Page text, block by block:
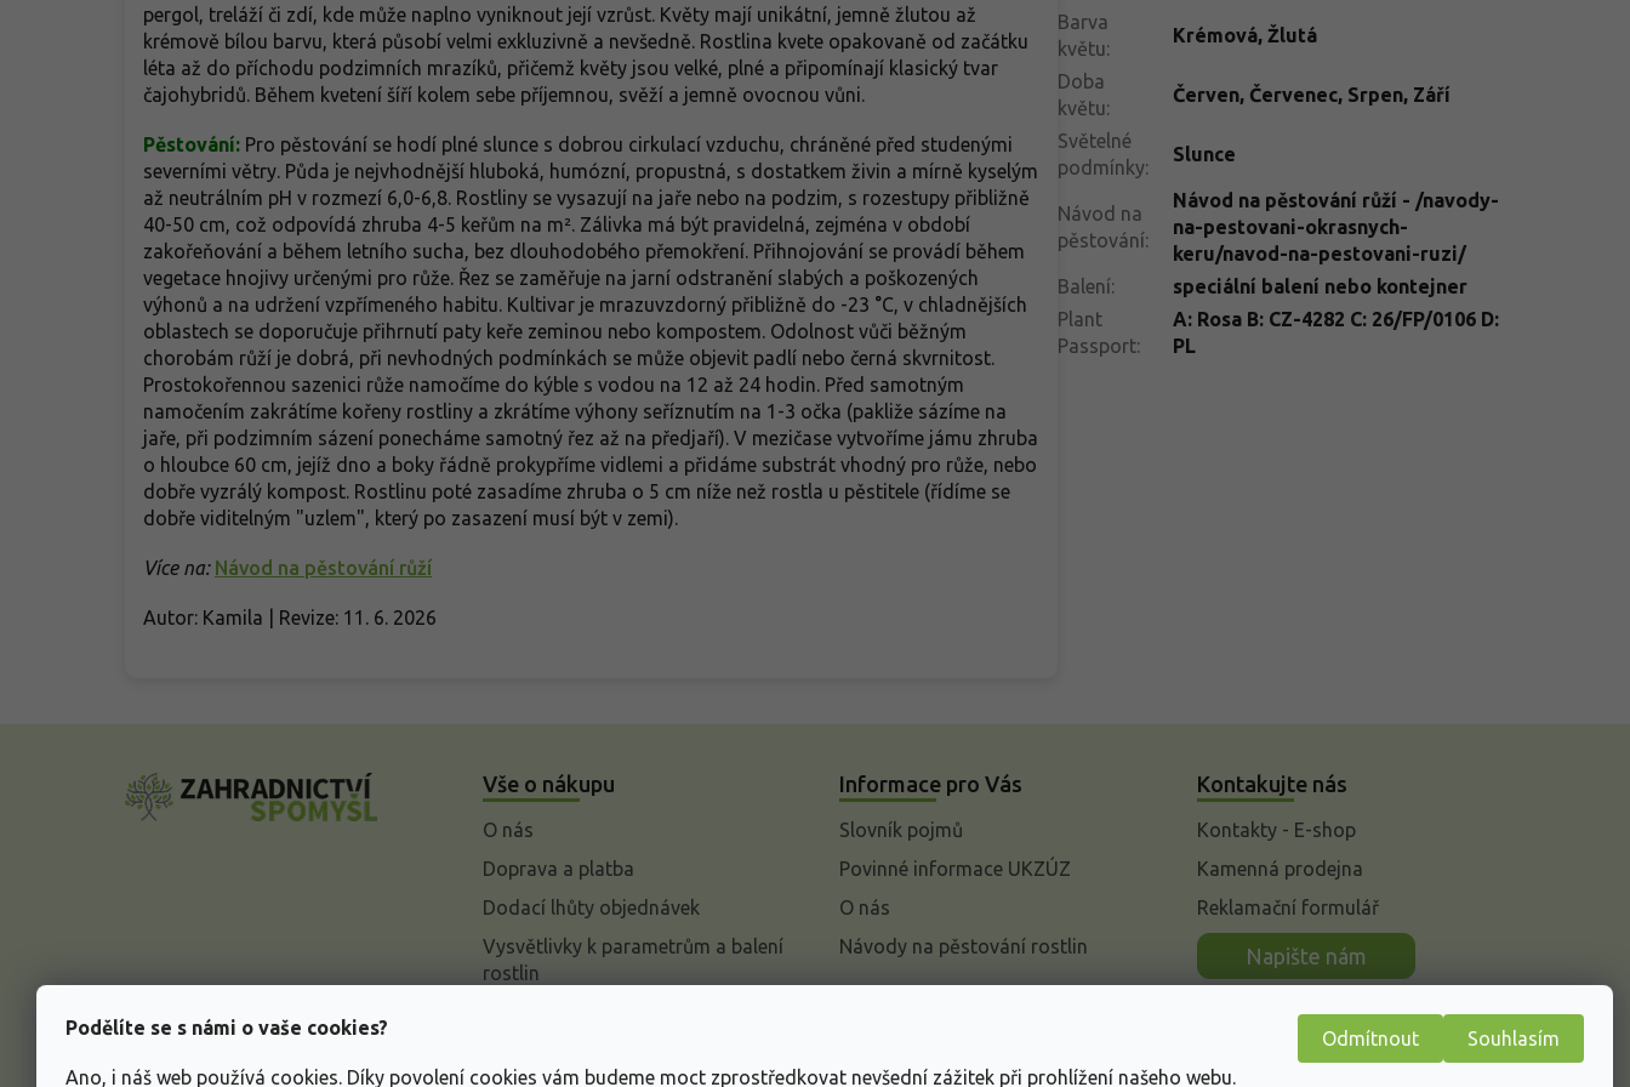
Podělíte se s námi o vaše cookies?
Ano, i náš web používá cookies. Díky povolení cookies vám budeme moct zprostředkovat nevšední zážitek při prohlížení našeho webu.
Odmítnout Souhlasím
pergol, treláží či zdí, kde může naplno vyniknout její vzrůst. Květy mají unikátní, jemně žlutou až
krémově bílou barvu, která působí velmi exkluzivně a nevšedně. Rostlina kvete opakovaně od začátku
léta až do příchodu podzimních mrazíků, přičemž květy jsou velké, plné a připomínají klasický tvar
čajohybridů. Během kvetení šíří kolem sebe příjemnou, svěží a jemně ovocnou vůni.
Pěstování: Pro pěstování se hodí plné slunce s dobrou cirkulací vzduchu, chráněné před studenými
severními větry. Půda je nejvhodnější hluboká, humózní, propustná, s dostatkem živin a mírně kyselým
až neutrálním pH v rozmezí 6,0-6,8. Rostliny se vysazují na jaře nebo na podzim, s rozestupy přibližně
40-50 cm, což odpovídá zhruba 4-5 keřům na m². Zálivka má být pravidelná, zejména v období
zakořeňování a během letního sucha, bez dlouhodobého přemokření. Přihnojování se provádí během
vegetace hnojivy určenými pro růže. Řez se zaměřuje na jarní odstranění slabých a poškozených
výhonů a na udržení vzpřímeného habitu. Kultivar je mrazuvzdorný přibližně do -23 °C, v chladnějších
oblastech se doporučuje přihrnutí paty keře zeminou nebo kompostem. Odolnost vůči běžným
chorobám růží je dobrá, při nevhodných podmínkách se může objevit padlí nebo černá skvrnitost.
Prostokořennou sazenici růže namočíme do kýble s vodou na 12 až 24 hodin. Před samotným
namočením zakrátíme kořeny rostliny a zkrátíme výhony seříznutím na 1-3 očka (pakliže sázíme na
jaře, při podzimním sázení ponecháme samotný řez až na předjaří). V mezičase vytvoříme jámu zhruba
o hloubce 60 cm, jejíž dno a boky řádně prokypříme vidlemi a přidáme substrát vhodný pro růže, nebo
dobře vyzrálý kompost. Rostlinu poté zasadíme zhruba o 5 cm níže než rostla u pěstitele (řídíme se
dobře viditelným "uzlem", který po zasazení musí být v zemi).
Více na: Návod na pěstování růží
Autor: Kamila | Revize: 11. 6. 2026
Barva
květu:
Krémová, Žlutá
Doba
květu:
Červen, Červenec, Srpen, Září
Světelné
podmínky:
Slunce
Návod na
pěstování:
Návod na pěstování růží - /navody-
na-pestovani-okrasnych-
keru/navod-na-pestovani-ruzi/
Balení:
speciální balení nebo kontejner
Plant
Passport:
A: Rosa B: CZ-4282 C: 26/FP/0106 D:
PL
Vše o nákupu
O nás
Doprava a platba
Dodací lhůty objednávek
Vysvětlivky k parametrům a balení
rostlin
Informace pro Vás
Slovník pojmů
Povinné informace UKZÚZ
O nás
Návody na pěstování rostlin
Kontakujte nás
Kontakty - E-shop
Kamenná prodejna
Reklamační formulář
Napište nám